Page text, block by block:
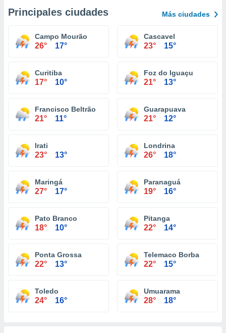
Principales ciudades Más ciudades
Campo Mourão
26° 17°
Cascavel
23° 15°
Curitiba
17° 10°
Foz do Iguaçu
21° 13°
Francisco Beltrão
21° 11°
Guarapuava
21° 12°
Irati
23° 13°
Londrina
26° 18°
Maringá
27° 17°
Paranaguá
19° 16°
Pato Branco
18° 10°
Pitanga
22° 14°
Ponta Grossa
22° 13°
Telemaco Borba
22° 15°
Toledo
24° 16°
Umuarama
28° 18°